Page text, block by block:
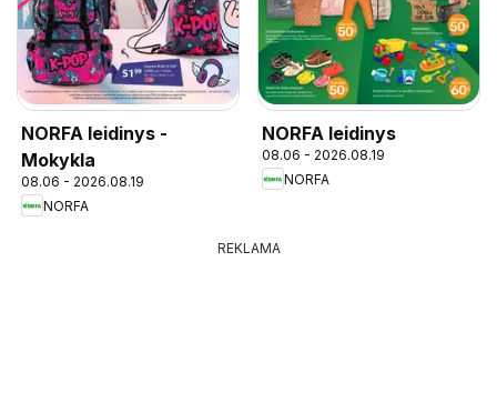
NORFA leidinys -
Mokykla
08.06 - 2026.08.19
NORFA
NORFA leidinys
08.06 - 2026.08.19
NORFA
REKLAMA